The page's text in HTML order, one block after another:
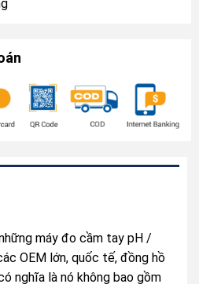
máy đo cầm tay pH /
OEM lớn, quốc tế, đồng hồ
nghĩa là nó không bao gồm